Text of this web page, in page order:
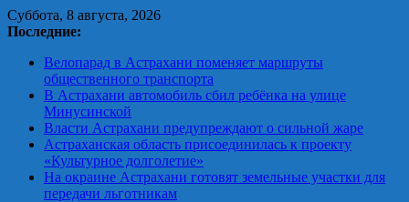
Skip
to
Суббота, 8 августа, 2026
Последние:
Велопарад в Астрахани поменяет маршруты
общественного транспорта
В Астрахани автомобиль сбил ребёнка на улице
Минусинской
Власти Астрахани предупреждают о сильной жаре
Астраханская область присоединилась к проекту
«Культурное долголетие»
На окраине Астрахани готовят земельные участки для
передачи льготникам